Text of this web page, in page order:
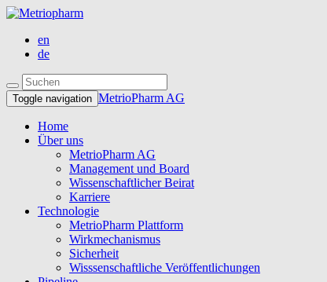
en
de
Toggle navigation MetrioPharm AG
Home
Über uns
MetrioPharm AG
Management und Board
Wissenschaftlicher Beirat
Karriere
Technologie
MetrioPharm Plattform
Wirkmechanismus
Sicherheit
Wisssenschaftliche Veröffentlichungen